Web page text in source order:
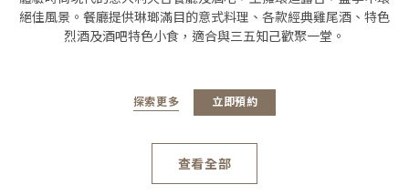
絕佳風景。餐廳提供琳瑯滿目的意式料理、各款經典雞尾酒、特色
烈酒及酒吧特色小食，適合與三五知己歡聚一堂。
探索更多 立即預約
查看全部